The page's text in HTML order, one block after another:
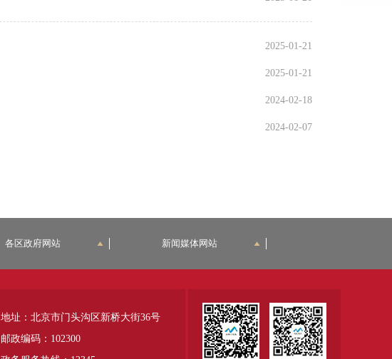
2025-01-21
2025-01-21
2024-02-18
2024-02-07
各区政府网站 新闻媒体网站
地址：北京市门头沟区新桥大街36号
邮政编码：102300